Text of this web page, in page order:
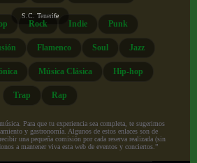
S.C. Tenerife
Rock Indie Punk
Flamenco Soul Jazz
Música Clásica Hip-hop
Trap Rap
Para que tu experiencia sea completa, te sugerimos
y gastronomía. Algunos de estos enlaces son de
una pequeña comisión por cada reserva realizada (sin
a mantener viva esta web de eventos y conciertos.”